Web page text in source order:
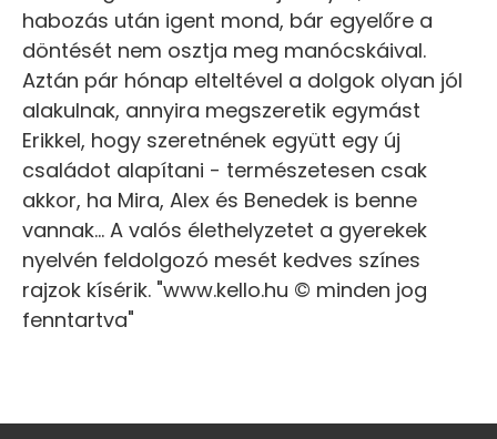
habozás után igent mond, bár egyelőre a
döntését nem osztja meg manócskáival.
Aztán pár hónap elteltével a dolgok olyan jól
alakulnak, annyira megszeretik egymást
Erikkel, hogy szeretnének együtt egy új
családot alapítani - természetesen csak
akkor, ha Mira, Alex és Benedek is benne
vannak... A valós élethelyzetet a gyerekek
nyelvén feldolgozó mesét kedves színes
rajzok kísérik. "www.kello.hu © minden jog
fenntartva"